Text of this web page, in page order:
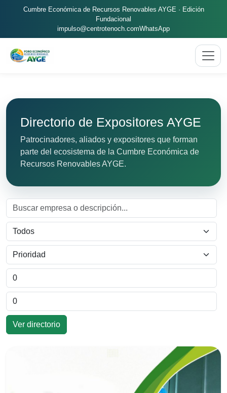
Cumbre Económica de Recursos Renovables AYGE · Edición
Fundacional
impulso@centrotenoch.comWhatsApp
Directorio de Expositores AYGE
Patrocinadores, aliados y expositores que forman
parte del ecosistema de la Cumbre Económica de
Recursos Renovables AYGE.
Ver directorio